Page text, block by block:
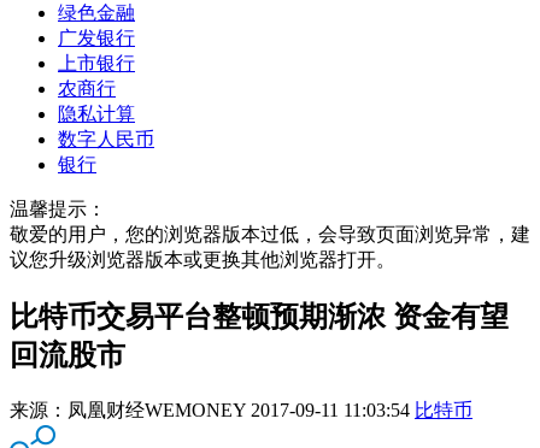
绿色金融
广发银行
上市银行
农商行
隐私计算
数字人民币
银行
温馨提示：
敬爱的用户，您的浏览器版本过低，会导致页面浏览异常，建
议您升级浏览器版本或更换其他浏览器打开。
比特币交易平台整顿预期渐浓 资金有望
回流股市
来源： 凤凰财经WEMONEY 2017-09-11 11:03:54 比特币